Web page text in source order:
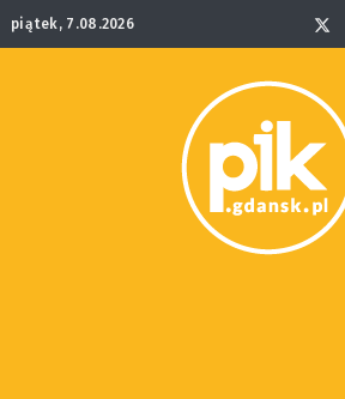
piątek, 7.08.2026